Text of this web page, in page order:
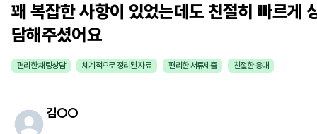
꽤 복잡한 사항이 있었는데도 친절히 빠르게
담해주셨어요
편리한 채팅상담 체계적으로 정리된 자료 편리한 서류제출 친절한 응대
김○○